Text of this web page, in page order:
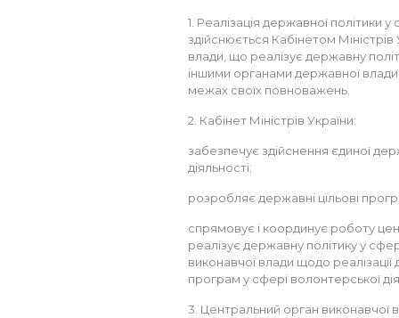
1. Реалізація державної політики
здійснюється Кабінетом
влади, що реалізує державну
іншими органами державної
межах своїх повноважень.
2. Кабінет Міністрів України:
забезпечує здійснення єдиної
діяльності;
розробляє державні цільові
спрямовує і координує роботу
реалізує державну політику у
виконавчої влади щодо
програм у сфері волонтерської
3. Центральний орган виконавчої